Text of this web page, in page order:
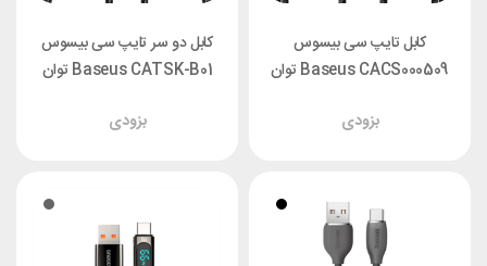
کابل تایپ سی بیسوس
Baseus CACS000509 توان
بزودی
کابل دو سر تایپ سی بیسوس
Baseus CATSK-B01 توان
بزودی